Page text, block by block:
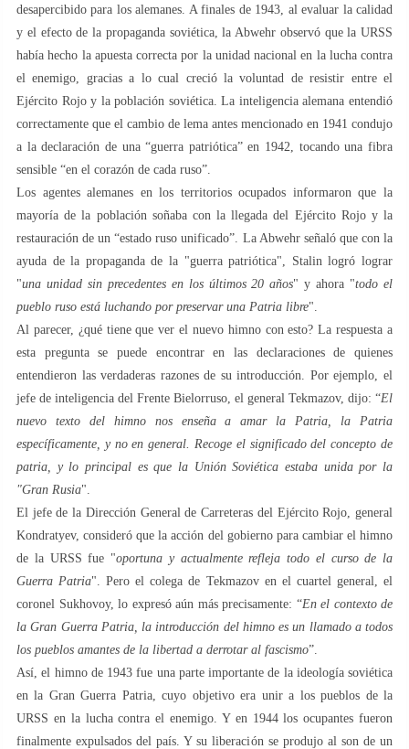
desapercibido para los alemanes. A finales de 1943, al evaluar la calidad
y el efecto de la propaganda soviética, la Abwehr observó que la URSS
había hecho la apuesta correcta por la unidad nacional en la lucha contra
el enemigo, gracias a lo cual creció la voluntad de resistir entre el
Ejército Rojo y la población soviética. La inteligencia alemana entendió
correctamente que el cambio de lema antes mencionado en 1941 condujo
a la declaración de una “guerra patriótica” en 1942, tocando una fibra
sensible “en el corazón de cada ruso”.
Los agentes alemanes en los territorios ocupados informaron que la
mayoría de la población soñaba con la llegada del Ejército Rojo y la
restauración de un “estado ruso unificado”. La Abwehr señaló que con la
ayuda de la propaganda de la "guerra patriótica", Stalin logró lograr
"una unidad sin precedentes en los últimos 20 años" y ahora "todo el
pueblo ruso está luchando por preservar una Patria libre".
Al parecer, ¿qué tiene que ver el nuevo himno con esto? La respuesta a
esta pregunta se puede encontrar en las declaraciones de quienes
entendieron las verdaderas razones de su introducción. Por ejemplo, el
jefe de inteligencia del Frente Bielorruso, el general Tekmazov, dijo: “El
nuevo texto del himno nos enseña a amar la Patria, la Patria
específicamente, y no en general. Recoge el significado del concepto de
patria, y lo principal es que la Unión Soviética estaba unida por la
"Gran Rusia".
El jefe de la Dirección General de Carreteras del Ejército Rojo, general
Kondratyev, consideró que la acción del gobierno para cambiar el himno
de la URSS fue "oportuna y actualmente refleja todo el curso de la
Guerra Patria". Pero el colega de Tekmazov en el cuartel general, el
coronel Sukhovoy, lo expresó aún más precisamente: “En el contexto de
la Gran Guerra Patria, la introducción del himno es un llamado a todos
los pueblos amantes de la libertad a derrotar al fascismo”.
Así, el himno de 1943 fue una parte importante de la ideología soviética
en la Gran Guerra Patria, cuyo objetivo era unir a los pueblos de la
URSS en la lucha contra el enemigo. Y en 1944 los ocupantes fueron
finalmente expulsados ​​del país. Y su liberación se produjo al son de un